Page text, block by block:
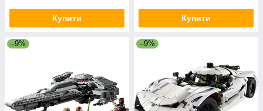
Купити Купити
–9% –9%